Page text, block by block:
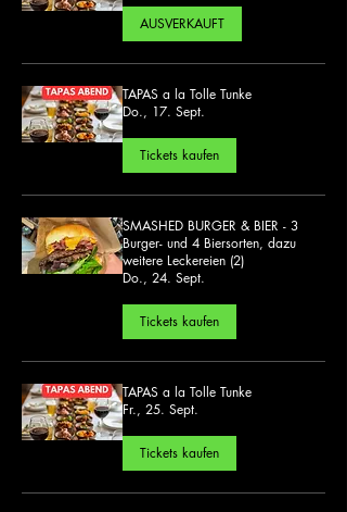
AUSVERKAUFT
TAPAS a la Tolle Tunke
Do., 17. Sept.
Tickets kaufen
SMASHED BURGER & BIER - 3
Burger- und 4 Biersorten, dazu
weitere Leckereien (2)
Do., 24. Sept.
Tickets kaufen
TAPAS a la Tolle Tunke
Fr., 25. Sept.
Tickets kaufen